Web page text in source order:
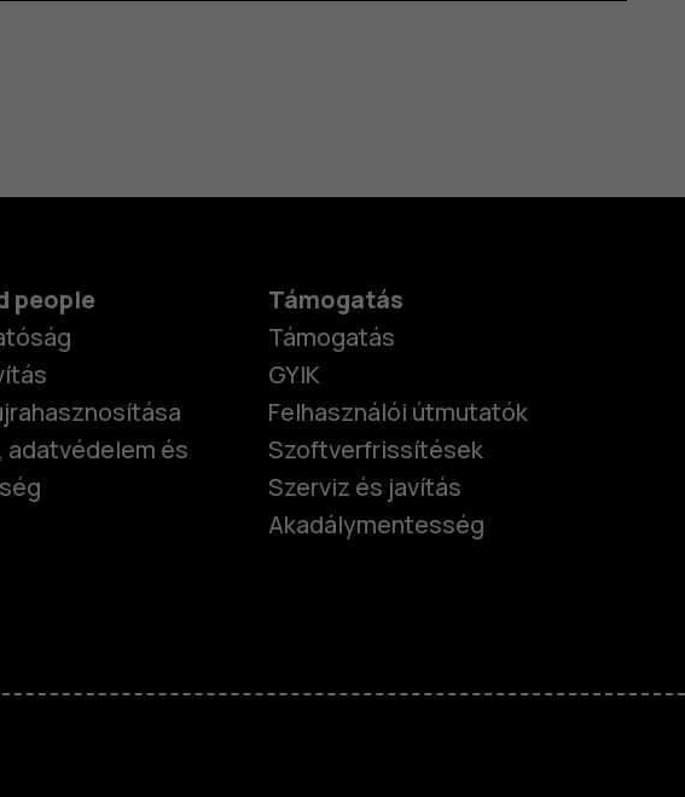
people
adatvédelem és
Támogatás
Támogatás
GYIK
Felhasználói útmutatók
Szoftverfrissítések
Szerviz és javítás
Akadálymentesség